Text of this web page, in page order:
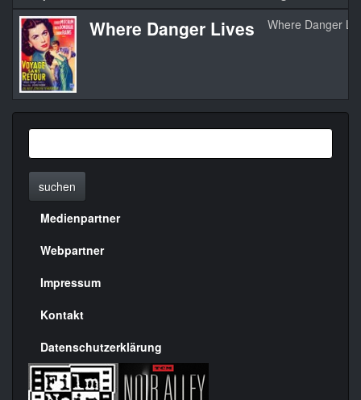
Where Danger Lives Where Danger
suchen
Menülinks
rechte
Seite
Medienpartner
Webpartner
Impressum
Kontakt
Datenschutzerklärung